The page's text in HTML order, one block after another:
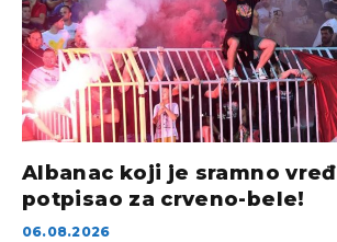
Albanac koji je sramno
potpisao za crveno-bele!
06.08.2026